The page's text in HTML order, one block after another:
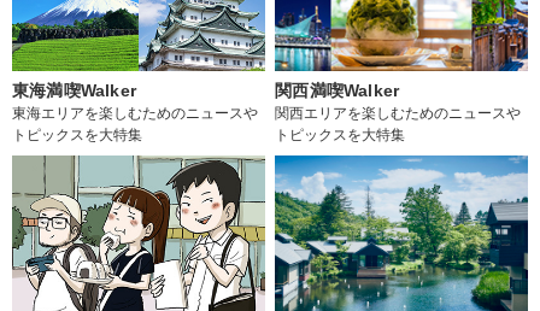
東海満喫Walker
東海エリアを楽しむためのニュースや
トピックスを大特集
関西満喫Walker
関西エリアを楽しむためのニュースや
トピックスを大特集